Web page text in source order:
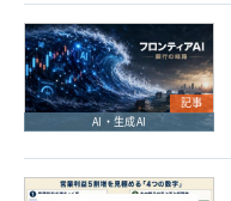
記事
AI・生成AI